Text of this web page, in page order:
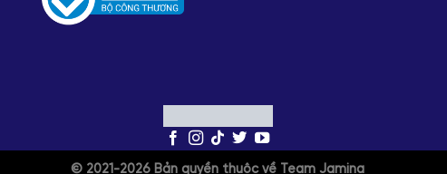
© 2021-2026 Bản quyền thuộc về Team Jamina